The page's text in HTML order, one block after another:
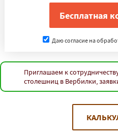
Даю согласие на
Приглашаем к
столешниц в Вербилки,